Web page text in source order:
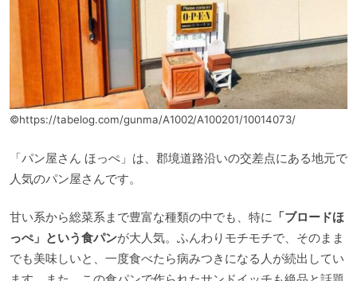
©https://tabelog.com/gunma/A1002/A100201/10014073/
「パン屋さん ほっぺ」は、郡境道路沿いの交差点にある地元で
人気のパン屋さんです。
甘い系から総菜系まで豊富な種類の中でも、特に 「ブロードほ
っぺ」という食パンが大人気。ふんわりモチモチで、そのまま
でも美味しいと、一度食べたら病みつきになる人が続出してい